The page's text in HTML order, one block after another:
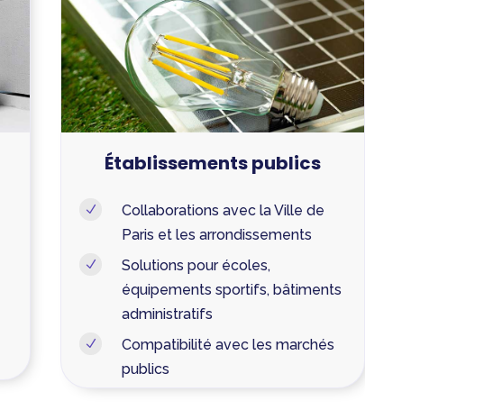
Établissements publics
N
Collaborations avec la Ville de
Paris et les arrondissements
N
Solutions pour écoles,
équipements sportifs, bâtiments
administratifs
N
Compatibilité avec les marchés
publics